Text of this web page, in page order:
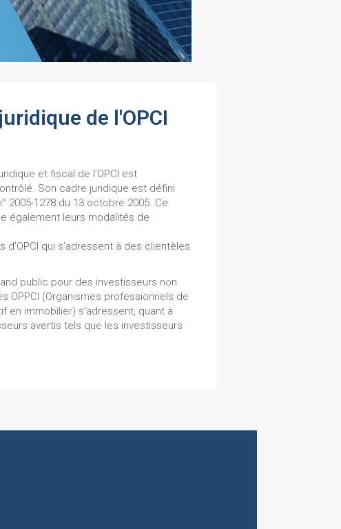
de l'OPCI
et fiscal de l’OPCI est
Son cadre juridique est défini
2005-1278 du 13 octobre 2005. Ce
également leurs modalités de
d’OPCI qui s’adressent à des clientèles
public pour des investisseurs non
OPPCI (Organismes professionnels de
en immobilier) s’adressent, quant à
avertis tels que les investisseurs